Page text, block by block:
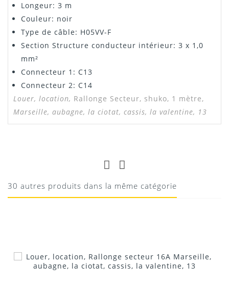
Longeur: 3 m
Couleur: noir
Type de câble: H05VV-F
Section Structure conducteur intérieur: 3 x 1,0
mm²
Connecteur 1: C13
Connecteur 2: C14
Louer, location, Rallonge Secteur, shuko, 1 mètre,
Marseille, aubagne, la ciotat, cassis, la valentine, 13
10/08/2020
30 autres produits dans la même catégorie